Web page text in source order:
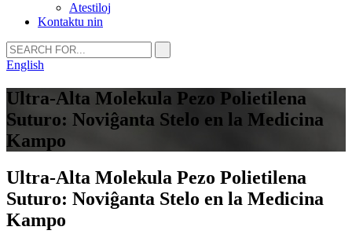
Atestiloj
Kontaktu nin
English
Ultra-Alta Molekula Pezo Polietilena
Suturo: Noviĝanta Stelo en la Medicina
Kampo
Ultra-Alta Molekula Pezo Polietilena
Suturo: Noviĝanta Stelo en la Medicina
Kampo